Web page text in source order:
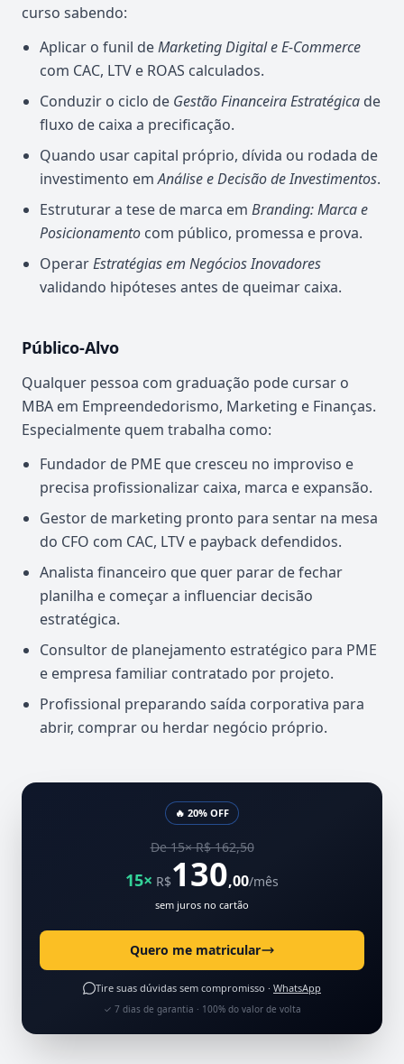
curso sabendo:
Aplicar o funil deMarketing Digital e E-Commerce
com CAC, LTV e ROAS calculados.
Conduzir o ciclo de Gestão Financeira Estratégica de
fluxo de caixa a precificação.
Quando usar capital próprio, dívida ou rodada de
investimento emAnálise e Decisão de Investimentos.
Estruturar a tese de marca em Branding: Marca e
Posicionamento com público, promessa e prova.
OperarEstratégias em Negócios Inovadores
validando hipóteses antes de queimar caixa.
Público-Alvo
Qualquer pessoa com graduação pode cursar o
MBA em Empreendedorismo, Marketing e Finanças.
Especialmente quem trabalha como:
Fundador de PME que cresceu no improviso e
precisa profissionalizar caixa, marca e expansão.
Gestor de marketing pronto para sentar na mesa
do CFO com CAC, LTV e payback defendidos.
Analista financeiro que quer parar de fechar
planilha e começar a influenciar decisão
estratégica.
Consultor de planejamento estratégico para PME
e empresa familiar contratado por projeto.
Profissional preparando saída corporativa para
abrir, comprar ou herdar negócio próprio.
🔥 20% OFF
De 15× R$ 162,50
15× R$130,00/mês
sem juros no cartão
Quero me matricular
Tire suas dúvidas sem compromisso · WhatsApp
✓ 7 dias de garantia · 100% do valor de volta